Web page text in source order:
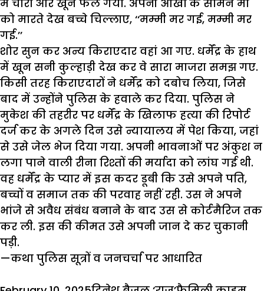
में चारों ओर खून फैल गया. अपनी आंखों के सामने मां
को मारते देख बच्चे चिल्लाए, ‘‘मम्मी मर गई, मम्मी मर
गई.’’
शोर सुन कर अन्य किराएदार वहां आ गए. धर्मेंद्र के हाथ
में खून सनी कुल्हाड़ी देख कर वे सारा माजरा समझ गए.
किसी तरह किराएदारों ने धर्मेंद्र को दबोच लिया, जिसे
बाद में उन्होंने पुलिस के हवाले कर दिया. पुलिस ने
मुकेश की तहरीर पर धर्मेंद्र के खिलाफ हत्या की रिपोर्ट
दर्ज कर के अगले दिन उसे न्यायालय में पेश किया, जहां
से उसे जेल भेज दिया गया. अपनी भावनाओं पर अंकुश न
लगा पाने वाली रीना रिश्तों की मर्यादा को लांघ गई थी.
वह धर्मेंद्र के प्यार में इस कदर डूबी कि उसे अपने पति,
बच्चों व समाज तक की परवाह नहीं रही. उस ने अपने
भांजे से अवैध संबंध बनाने के बाद उस से कोर्टमैरिज तक
कर ली. इस की कीमत उसे अपनी जान दे कर चुकानी
पड़ी.
—कथा पुलिस सूत्रों व जनचर्चा पर आधारित